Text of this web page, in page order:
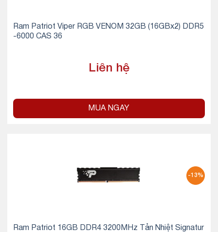
Ram Patriot Viper RGB VENOM 32GB (16GBx2) DDR5
-6000 CAS 36
Liên hệ
MUA NGAY
-13%
Ram Patriot 16GB DDR4 3200MHz Tản Nhiệt Signatur